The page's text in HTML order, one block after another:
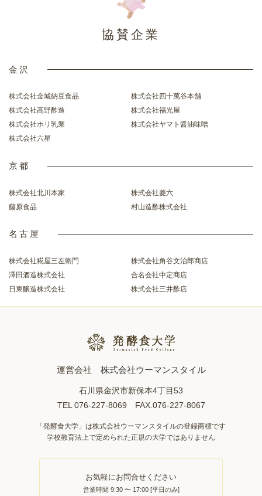
協賛企業
金沢
株式会社金城納豆食品
株式会社四十萬谷本舗
株式会社高野酢造
株式会社福光屋
株式会社ホリ乳業
株式会社ヤマト醤油味噌
株式会社六星
京都
株式会社北川本家
株式会社菱六
藤原食品
村山造酢株式会社
名古屋
株式会社糀屋三左衛門
株式会社角谷文治郎商店
澤田酒造株式会社
合名会社中定商店
日東醸造株式会社
株式会社三井酢店
運営会社 株式会社ウーマンスタイル
石川県金沢市新保本4丁目53
TEL 076-227-8069 FAX.076-227-8067
「発酵食大学」は株式会社ウーマンスタイルの登録商標です
学校教育法上で定められた正規の大学ではありません
お気軽にお問合せください
営業時間 9:30 〜 17:00 [平日のみ]